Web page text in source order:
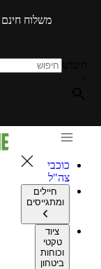
משלוח חינם
כוכבי
צה"ל
חיילים
ומתגייסים
ציוד
טקטי
וכוחות
ביטחון